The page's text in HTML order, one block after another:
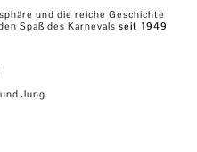
und die reiche Geschichte
Spaß des Karnevals seit 1949
Jung